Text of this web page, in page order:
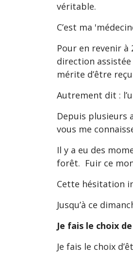
véritable.
C’est ma
Pour en revenir à
direction
mérite d’être
Autrement dit :
Depuis plusieurs
vous me
Il y a eu des
forêt. Fuir ce
Cette hésitation
Jusqu’à ce
Je fais le choix
Je fais le choix